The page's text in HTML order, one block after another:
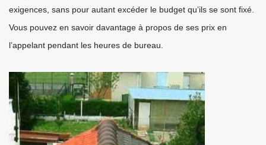
exigences, sans pour autant excéder le budget qu’ils se sont fixé.
Vous pouvez en savoir davantage à propos de ses prix en
l’appelant pendant les heures de bureau.